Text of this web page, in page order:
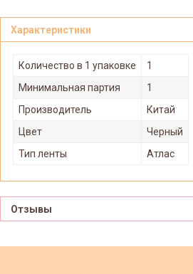
Характеристики
Количество в 1 упаковке
1
Минимальная партия
1
Производитель
Китай
Цвет
Черный
Тип ленты
Атлас
Отзывы